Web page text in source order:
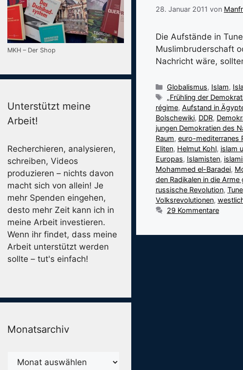
28. Januar 2011 von
Die Aufstände in
Muslimbruderschaft
Nachricht wäre,
Kategorien
Globalismus, Islam,
Schlagwörter
„Frühling der
régime, Aufstand in
Bolschewiki, DDR,
jungen Demokratien des
Raum, euro-mediterranes
Eliten, Helmut Kohl, islam
Europas, Islamisten,
Mohammed el-Baradei,
den Radikalen in die Arme
russische Revolution,
Volksrevolutionen,
29 Kommentare
MKH – Der Shop
Unterstützt meine
Arbeit!
Recherchieren, analysieren,
schreiben, Videos
produzieren – nichts davon
macht sich von allein! Je
mehr Spenden eingehen,
desto mehr Zeit kann ich in
meine Arbeit investieren.
Wenn ihr findet, dass meine
Arbeit unterstützt werden
sollte – tut's einfach!
Monatsarchiv
Monatsarchiv